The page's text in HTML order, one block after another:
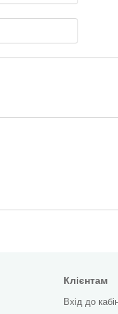
Клієнтам
Вхід до